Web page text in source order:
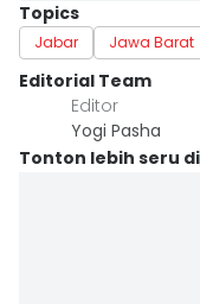
Topics
Jabar Jawa Barat
Editorial Team
Editor
Yogi Pasha
Tonton lebih seru di